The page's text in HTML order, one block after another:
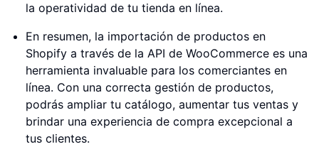
la operatividad de tu tienda en línea.
En resumen, la importación de productos en
Shopify a través de la API de WooCommerce es una
herramienta invaluable para los comerciantes en
línea. Con una correcta gestión de productos,
podrás ampliar tu catálogo, aumentar tus ventas y
brindar una experiencia de compra excepcional a
tus clientes.